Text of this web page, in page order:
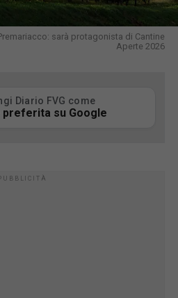
sarà protagonista di Cantine
Aperte 2026
Diario FVG come
preferita su Google